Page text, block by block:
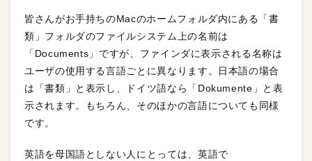
皆さんがお手持ちのMacのホームフォルダ内にある「書
類」フォルダのファイルシステム上の名前は
「Documents」ですが、ファインダに表示される名称は
ユーザの使用する言語ごとに異なります。日本語の場合
は「書類」と表示し、ドイツ語なら「Dokumente」と表
示されます。もちろん、そのほかの言語についても同様
です。
英語を母国語としない人にとっては、英語で